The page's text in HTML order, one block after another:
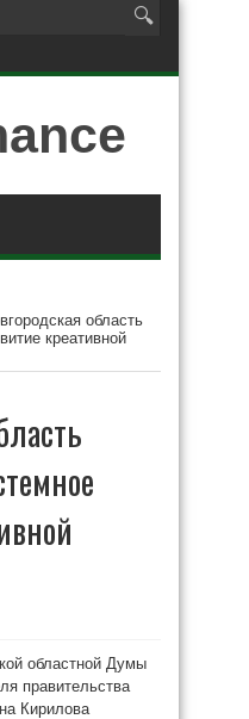
область
креативной
областной Думы
правительства
Кирилова